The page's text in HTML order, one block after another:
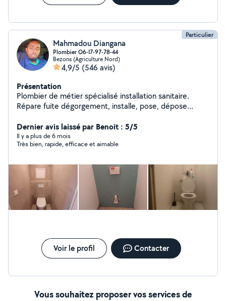
Particulier
Mahmadou Diangana
Plombier O6-I7-97-78-44
Bezons (Agriculture Nord)
4,9/5 (546 avis)
Présentation
Plombier de métier spécialisé installation sanitaire.
Répare fuite dégorgement, installe, pose, dépose
soudure au chalumeau etc. Dispo. O617-97.78-44 si je ne
rép pas aux msg privés cest que vs n'etes pas ds mon
rayon ds ce cas appelez moi directement.Retenez une
Dernier avis laissé par Benoit : 5/5
Il y a plus de 6 mois
Très bien, rapide, efficace et aimable
Voir le profil Contacter
Vous souhaitez proposer vos services de